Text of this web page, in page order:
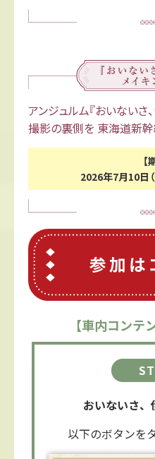
アンジュルム『おいないさ
撮影の裏側を 東海道新
【
2026年7月10日（
【車内コンテ
おいないさ、
以下のボタンを